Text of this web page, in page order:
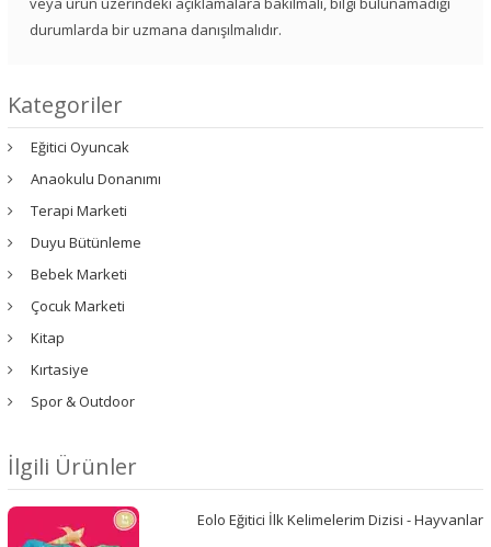
durumlarda bir uzmana danışılmalıdır.
Kategoriler
Eğitici Oyuncak
Anaokulu Donanımı
Terapi Marketi
Duyu Bütünleme
Bebek Marketi
Çocuk Marketi
Kitap
Kırtasiye
Spor & Outdoor
İlgili Ürünler
Eolo Eğitici İlk Kelimelerim Dizisi - Hayvanlar